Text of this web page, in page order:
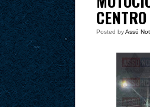
Posted byAssú